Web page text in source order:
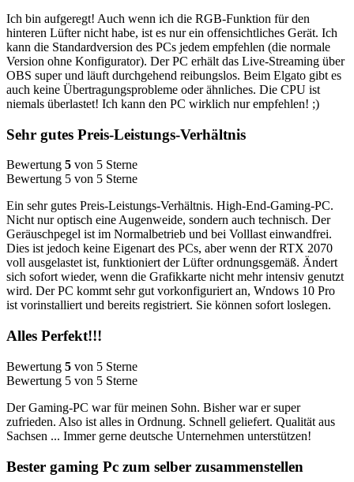
Ich bin aufgeregt! Auch wenn ich die RGB-Funktion für den
hinteren Lüfter nicht habe, ist es nur ein offensichtliches Gerät. Ich
kann die Standardversion des PCs jedem empfehlen (die normale
Version ohne Konfigurator). Der PC erhält das Live-Streaming über
OBS super und läuft durchgehend reibungslos. Beim Elgato gibt es
auch keine Übertragungsprobleme oder ähnliches. Die CPU ist
niemals überlastet! Ich kann den PC wirklich nur empfehlen! ;)
Sehr gutes Preis-Leistungs-Verhältnis
Bewertung 5 von 5 Sterne
Bewertung 5 von 5 Sterne
Ein sehr gutes Preis-Leistungs-Verhältnis. High-End-Gaming-PC.
Nicht nur optisch eine Augenweide, sondern auch technisch. Der
Geräuschpegel ist im Normalbetrieb und bei Volllast einwandfrei.
Dies ist jedoch keine Eigenart des PCs, aber wenn der RTX 2070
voll ausgelastet ist, funktioniert der Lüfter ordnungsgemäß. Ändert
sich sofort wieder, wenn die Grafikkarte nicht mehr intensiv genutzt
wird. Der PC kommt sehr gut vorkonfiguriert an, Wndows 10 Pro
ist vorinstalliert und bereits registriert. Sie können sofort loslegen.
Alles Perfekt!!!
Bewertung 5 von 5 Sterne
Bewertung 5 von 5 Sterne
Der Gaming-PC war für meinen Sohn. Bisher war er super
zufrieden. Also ist alles in Ordnung. Schnell geliefert. Qualität aus
Sachsen ... Immer gerne deutsche Unternehmen unterstützen!
Bester gaming Pc zum selber zusammenstellen